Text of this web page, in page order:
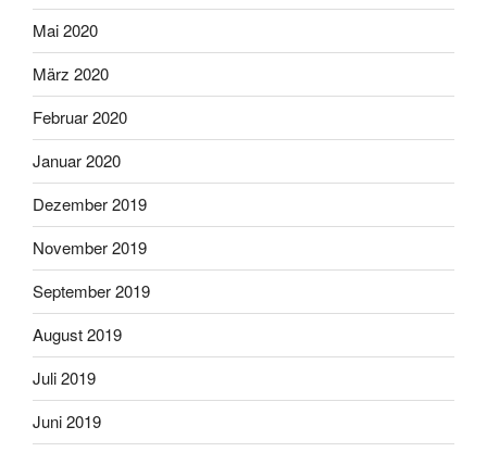
Mai 2020
März 2020
Februar 2020
Januar 2020
Dezember 2019
November 2019
September 2019
August 2019
Juli 2019
Juni 2019